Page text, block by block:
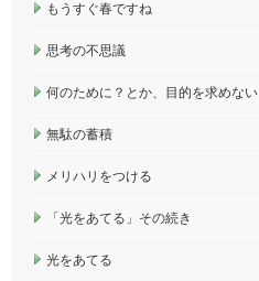
もうすぐ春ですね
思考の不思議
何のために？とか、目的を求めない
無駄の蓄積
メリハリをつける
「光をあてる」その続き
光をあてる